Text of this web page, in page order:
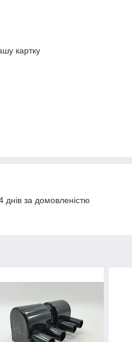
картку
за домовленістю